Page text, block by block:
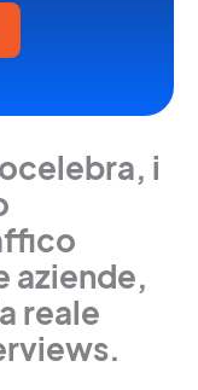
i
aziende,
reale